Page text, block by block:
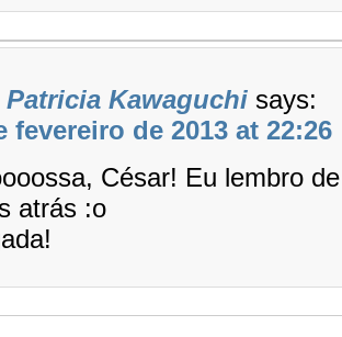
Patricia Kawaguchi says:
fevereiro de 2013 at 22:26
César! Eu lembro
atrás :o